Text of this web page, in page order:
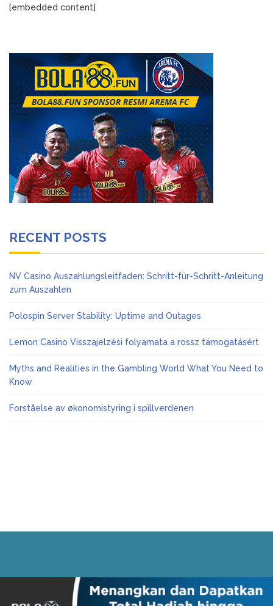
[embedded content]
RECENT POSTS
NV Casino Auszahlungsleitfaden: Schritt-für-Schritt-Anleitung
zum Auszahlen
Polospin Server Stability: Uptime and Outages
Lemon Casino Visszajelzési folyamata a rossz támogatásért
Myths and Realities in the Gambling World What You Need to
Know
Forståelse av økonomistyring i spillverdenen